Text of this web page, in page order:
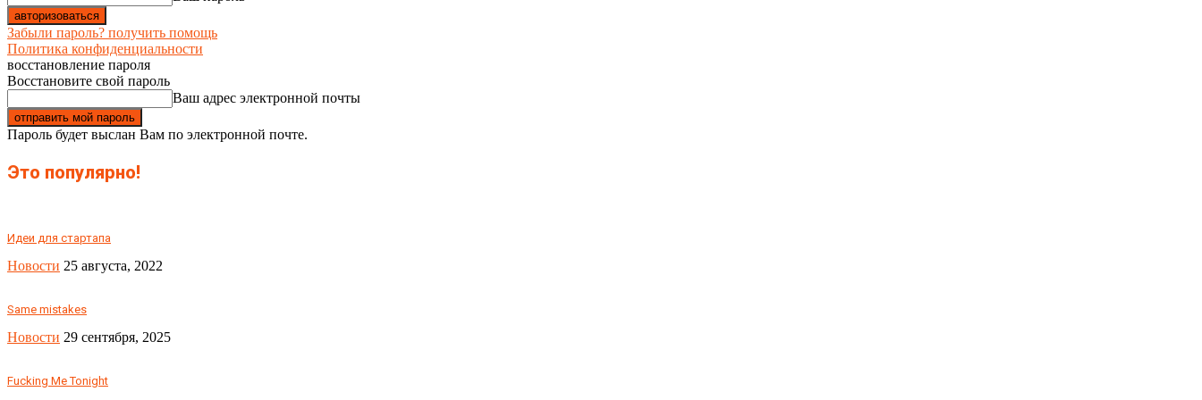
Забыли пароль? получить помощь
Политика конфиденциальности
восстановление пароля
Восстановите свой пароль
Ваш адрес электронной почты
Пароль будет выслан Вам по электронной почте.
Это популярно!
Идеи для стартапа
Новости 25 августа, 2022
Same mistakes
Новости 29 сентября, 2025
Fucking Me Tonight